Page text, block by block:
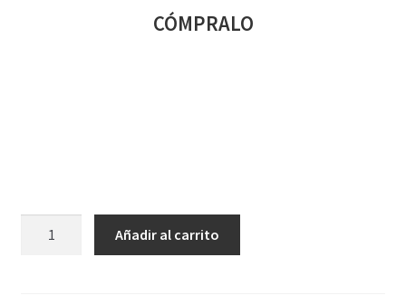
CÓMPRALO
Añadir al carrito